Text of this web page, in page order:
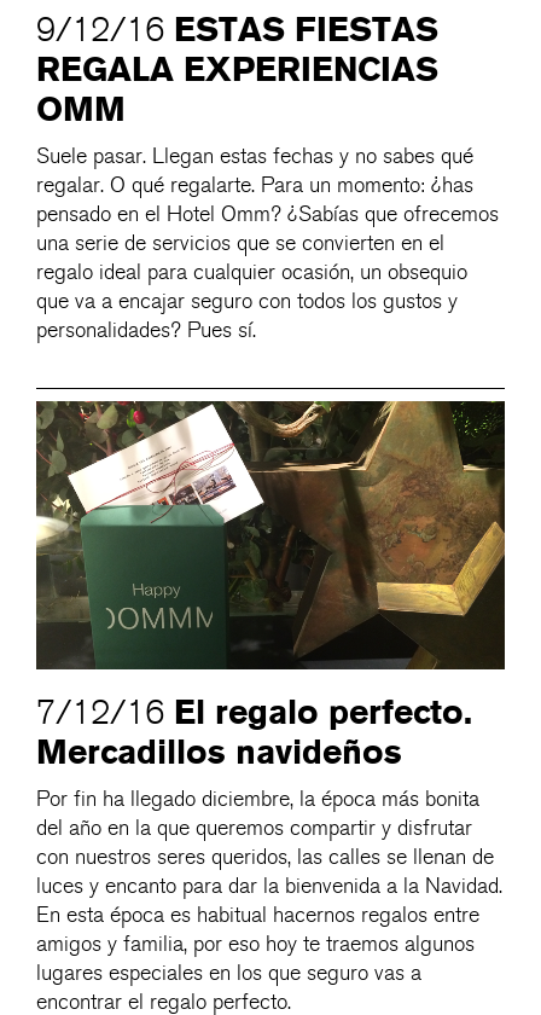
9/12/16 ESTAS FIESTAS
REGALA EXPERIENCIAS
OMM
Suele pasar. Llegan estas fechas y no sabes qué
regalar. O qué regalarte. Para un momento: ¿has
pensado en el Hotel Omm? ¿Sabías que ofrecemos
una serie de servicios que se convierten en el
regalo ideal para cualquier ocasión, un obsequio
que va a encajar seguro con todos los gustos y
personalidades? Pues sí.
7/12/16 El regalo perfecto.
Mercadillos navideños
Por fin ha llegado diciembre, la época más bonita
del año en la que queremos compartir y disfrutar
con nuestros seres queridos, las calles se llenan de
luces y encanto para dar la bienvenida a la Navidad.
En esta época es habitual hacernos regalos entre
amigos y familia, por eso hoy te traemos algunos
lugares especiales en los que seguro vas a
encontrar el regalo perfecto.